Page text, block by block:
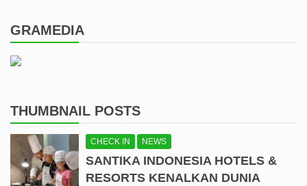
GRAMEDIA
THUMBNAIL POSTS
CHECK IN NEWS
SANTIKA INDONESIA HOTELS &
RESORTS KENALKAN DUNIA